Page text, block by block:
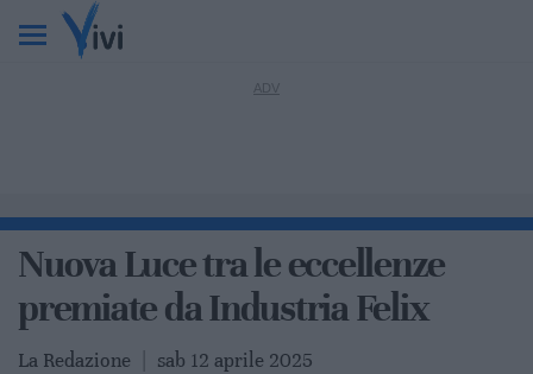
Nuova Luce tra le eccellenze
premiate da Industria Felix
La Redazione sab 12 aprile 2025